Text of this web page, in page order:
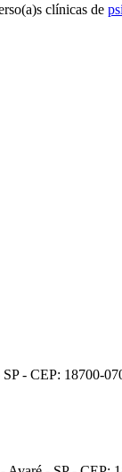
clínicas de
- CEP: 18700-